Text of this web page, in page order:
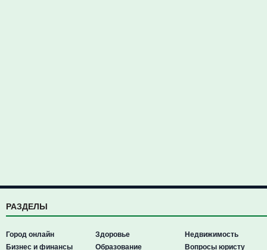
РАЗДЕЛЫ
Город онлайн
Бизнес и финансы
Здоровье
Образование
Недвижимость
Вопросы юристу